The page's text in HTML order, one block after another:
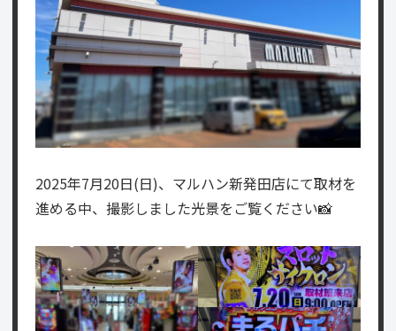
2025年7月20日(日)、マルハン新発田店にて取材を
進める中、撮影しました光景をご覧ください📸